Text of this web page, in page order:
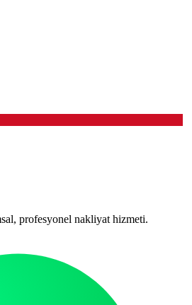
profesyonel nakliyat hizmeti.